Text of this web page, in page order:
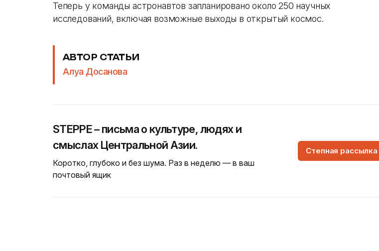
Теперь у команды астронавтов запланировано около 250 научных
исследований, включая возможные выходы в открытый космос.
АВТОР СТАТЬИ
Алуа Досанова
STEPPE – письма о культуре, людях и
смыслах Центральной Азии.
Коротко, глубоко и без шума. Раз в неделю — в ваш
почтовый ящик
Степная рассылка